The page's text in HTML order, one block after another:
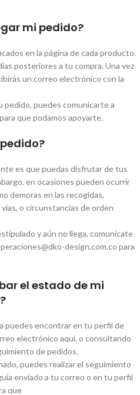
mi pedido?
en la página de cada producto.
posteriores a tu compra. Una vez
un correo electrónico con la
pedido, puedes comunicarte a
que podamos apoyarte.
es que puedas disfrutar de tus
en ocasiones pueden ocurrir
demoras en las recogidas,
o circunstancias de orden
y aún no llega, comunícate
design.com.co para
el estado de mi
puedes encontrar en tu perfil de
electrónico aquí, o consultando
de pedidos.
puedes realizar el seguimiento
enviado a tu correo o en tu perfil
que